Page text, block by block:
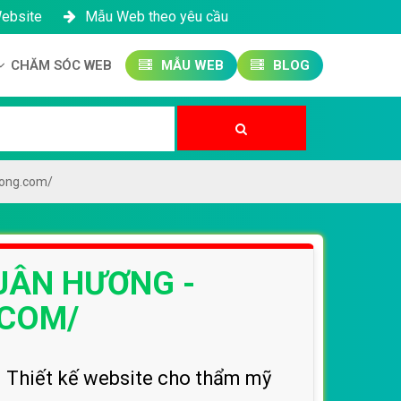
Mẫu Web theo yêu cầu
CHĂM SÓC WEB
Quản trị Fanpage
MẪU WEB BLOG
HƯƠNG -
kế website cho thẩm mỹ